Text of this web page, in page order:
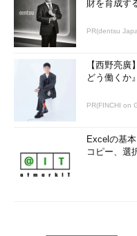
財を育成す
PR(dentsu
【西野亮
どう働くか』
PR(FINCHI on
Excelの基
コピー、選